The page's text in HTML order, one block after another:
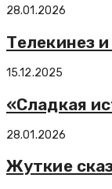
28.01.2026
Телекинез
15.12.2025
«Сладкая
28.01.2026
Жуткие